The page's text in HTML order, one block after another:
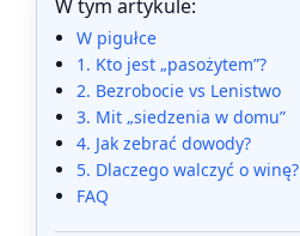
W tym artykule:
W pigułce
1. Kto jest „pasożytem”?
2. Bezrobocie vs Lenistwo
3. Mit „siedzenia w domu”
4. Jak zebrać dowody?
5. Dlaczego walczyć o winę?
FAQ